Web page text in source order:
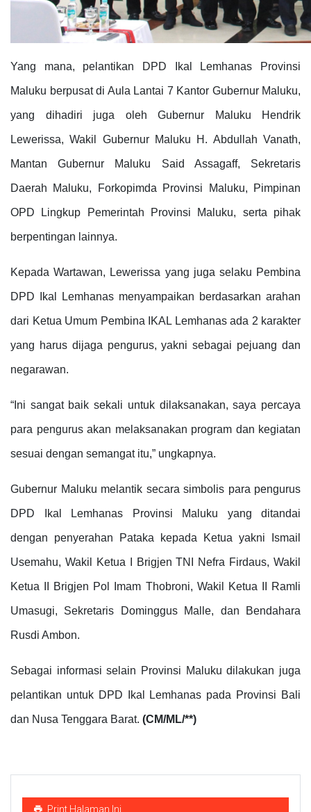
Yang mana, pelantikan DPD Ikal Lemhanas Provinsi
Maluku berpusat di Aula Lantai 7 Kantor Gubernur Maluku,
yang dihadiri juga oleh Gubernur Maluku Hendrik
Lewerissa, Wakil Gubernur Maluku H. Abdullah Vanath,
Mantan Gubernur Maluku Said Assagaff, Sekretaris
Daerah Maluku, Forkopimda Provinsi Maluku, Pimpinan
OPD Lingkup Pemerintah Provinsi Maluku, serta pihak
berpentingan lainnya.
Kepada Wartawan, Lewerissa yang juga selaku Pembina
DPD Ikal Lemhanas menyampaikan berdasarkan arahan
dari Ketua Umum Pembina IKAL Lemhanas ada 2 karakter
yang harus dijaga pengurus, yakni sebagai pejuang dan
negarawan.
“Ini sangat baik sekali untuk dilaksanakan, saya percaya
para pengurus akan melaksanakan program dan kegiatan
sesuai dengan semangat itu,” ungkapnya.
Gubernur Maluku melantik secara simbolis para pengurus
DPD Ikal Lemhanas Provinsi Maluku yang ditandai
dengan penyerahan Pataka kepada Ketua yakni Ismail
Usemahu, Wakil Ketua I Brigjen TNI Nefra Firdaus, Wakil
Ketua II Brigjen Pol Imam Thobroni, Wakil Ketua II Ramli
Umasugi, Sekretaris Dominggus Malle, dan Bendahara
Rusdi Ambon.
Sebagai informasi selain Provinsi Maluku dilakukan juga
pelantikan untuk DPD Ikal Lemhanas pada Provinsi Bali
dan Nusa Tenggara Barat. (CM/ML/**)
Print Halaman Ini